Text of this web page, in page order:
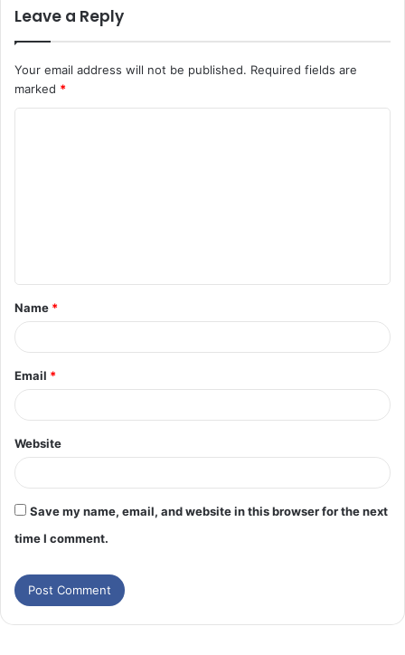
Leave a Reply
Your email address will not be published. Required fields are
marked *
Name *
Email *
Website
Save my name, email, and website in this browser for the next
time I comment.